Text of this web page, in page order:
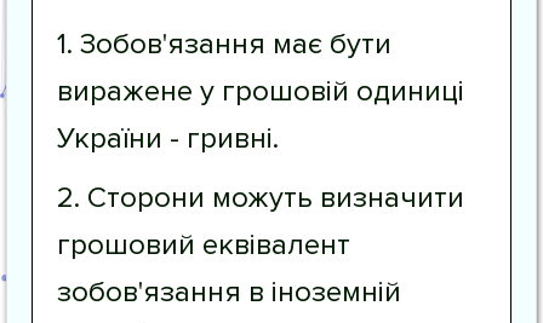
1. Зобов'язання має бути
виражене у грошовій одиниці
України - гривні.
2. Сторони можуть визначити
грошовий еквівалент
зобов'язання в іноземній